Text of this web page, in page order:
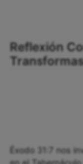
Reflexión
Éxodo 31:7 nos